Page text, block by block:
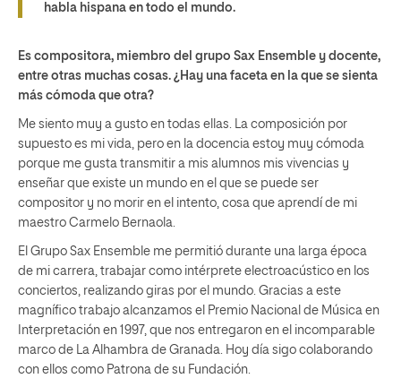
habla hispana en todo el mundo.
Es compositora, miembro del grupo Sax Ensemble y docente,
entre otras muchas cosas. ¿Hay una faceta en la que se sienta
más cómoda que otra?
Me siento muy a gusto en todas ellas. La composición por
supuesto es mi vida, pero en la docencia estoy muy cómoda
porque me gusta transmitir a mis alumnos mis vivencias y
enseñar que existe un mundo en el que se puede ser
compositor y no morir en el intento, cosa que aprendí de mi
maestro Carmelo Bernaola.
El Grupo Sax Ensemble me permitió durante una larga época
de mi carrera, trabajar como intérprete electroacústico en los
conciertos, realizando giras por el mundo. Gracias a este
magnífico trabajo alcanzamos el Premio Nacional de Música en
Interpretación en 1997, que nos entregaron en el incomparable
marco de La Alhambra de Granada. Hoy día sigo colaborando
con ellos como Patrona de su Fundación.